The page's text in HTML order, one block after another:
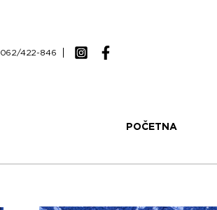
062/422-846
POČETNA